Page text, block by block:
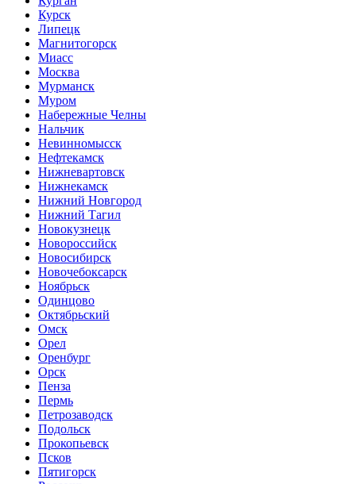
Курск
Липецк
Магнитогорск
Миасс
Москва
Мурманск
Муром
Набережные Челны
Нальчик
Невинномысск
Нефтекамск
Нижневартовск
Нижнекамск
Нижний Новгород
Нижний Тагил
Новокузнецк
Новороссийск
Новосибирск
Новочебоксарск
Ноябрьск
Одинцово
Октябрьский
Омск
Орел
Оренбург
Орск
Пенза
Пермь
Петрозаводск
Подольск
Прокопьевск
Псков
Пятигорск